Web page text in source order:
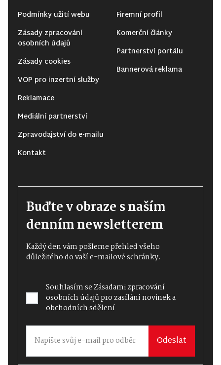
Podmínky užití webu
Zásady zpracování
osobních údajů
Zásady cookies
VOP pro inzertní služby
Reklamace
Mediální partnerství
Zpravodajství do e-mailu
Kontakt
Firemní profil
Komerční články
Partnerství portálu
Bannerová reklama
Buďte v obraze s naším
denním newsletterem
Každý den vám pošleme přehled všeho
důležitého do vaší e-mailové schránky.
Souhlasím seZásadami zpracování
osobních údajůpro zasílání novinek a
obchodních sdělení
Odeslat